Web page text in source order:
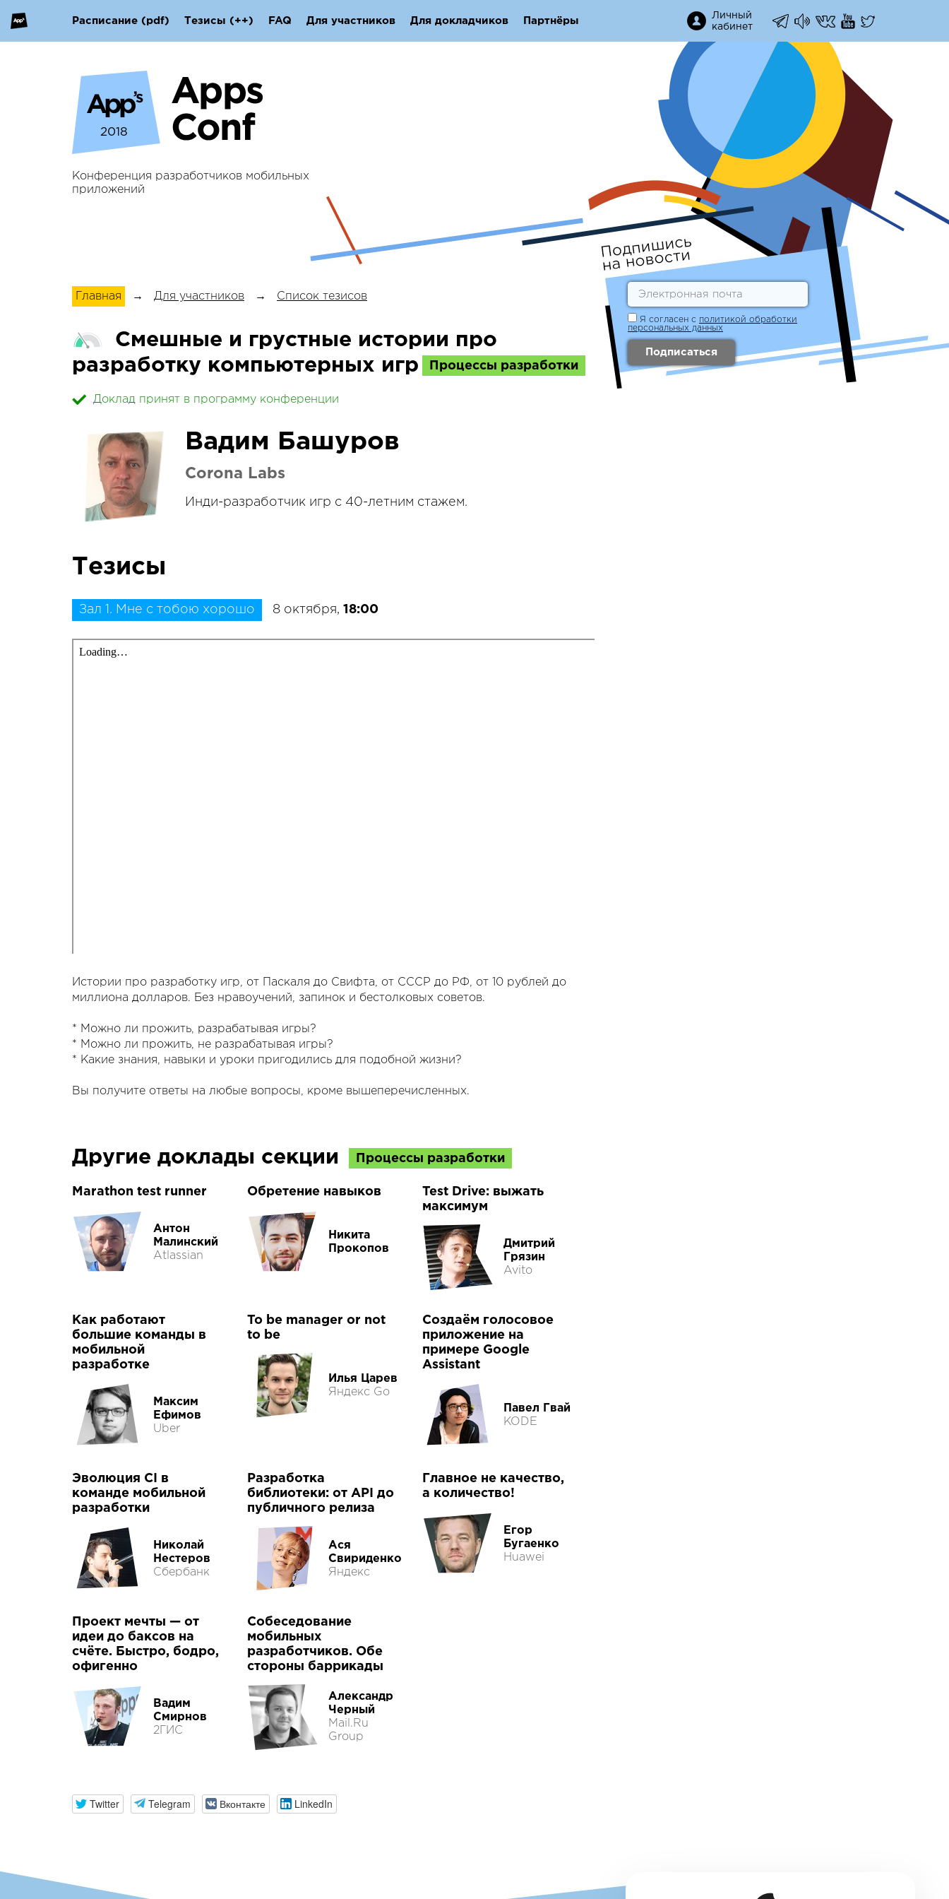
Личный
кабинет
Расписание (pdf) Тезисы (++) FAQ Для участников Для докладчиков Партнёры
2018
Конференция разработчиков мобильных
приложений
Главная → Для участников → Список тезисов
Смешные и грустные истории про
разработку компьютерных игр
Процессы разработки
Доклад принят в программу конференции
Вадим Башуров
Corona Labs
Инди-разработчик игр с 40-летним стажем.
Тезисы
Зал 1. Мне с тобою хорошо 8 октября, 18:00
Истории про разработку игр, от Паскаля до Свифта, от СССР до РФ, от 10 рублей до
миллиона долларов. Без нравоучений, запинок и бестолковых советов.
* Можно ли прожить, разрабатывая игры?
* Можно ли прожить, не разрабатывая игры?
* Какие знания, навыки и уроки пригодились для подобной жизни?
Вы получите ответы на любые вопросы, кроме вышеперечисленных.
Другие доклады секции Процессы разработки
Marathon test runner
Антон
Малинский
Atlassian
Обретение навыков
Никита
Прокопов
Test Drive: выжать
максимум
Дмитрий
Грязин
Avito
Как работают
большие команды в
мобильной
разработке
Максим
Ефимов
Uber
To be manager or not
to be
Илья Царев
Яндекс Go
Создаём голосовое
приложение на
примере Google
Assistant
Павел Гвай
KODE
Эволюция CI в
команде мобильной
разработки
Николай
Нестеров
Сбербанк
Разработка
библиотеки: от API до
публичного релиза
Ася
Свириденко
Яндекс
Главное не качество,
а количество!
Егор
Бугаенко
Huawei
Проект мечты — от
идеи до баксов на
счёте. Быстро, бодро,
офигенно
Вадим
Смирнов
2ГИС
Собеседование
мобильных
разработчиков. Обе
стороны баррикады
Александр
Черный
Mail.Ru
Group
Twitter Telegram Вконтакте LinkedIn
Я согласен с политикой обработки
персональных данных